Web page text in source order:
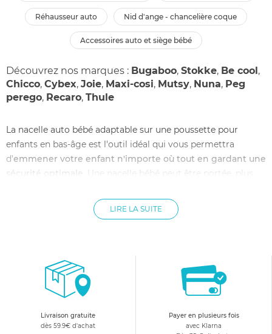
réhausseur auto nid d'ange - chancelière coque
accessoires auto et siège bébé
Découvrez nos marques : Bugaboo, Stokke, Be cool,
Chicco, Cybex, Joie, Maxi-cosi, Mutsy, Nuna, Peg
perego, Recaro, Thule
La nacelle auto bébé adaptable sur une poussette pour
enfants en bas-âge est l'outil idéal qui vous permettra
d'emmener votre enfant n'importe où tout en gardant une
sécurité optimale.
Une nacelle bébé peut être portée, plus
auto, il suffit de poser la nacelle bébé sur la poussette et la
promenade continue en landau poussette. Même chose pour
aisément avec son bébé, il est préférable et amplement
recommandé de s'équiper des matériels adéquats.
La nacelle bébé, un équipement primordial
pour tous les parents
LIRE LA SUITE
Livraison gratuite
dès 59.9€ d'achat
Payer en plusieurs fois
avec Klarna